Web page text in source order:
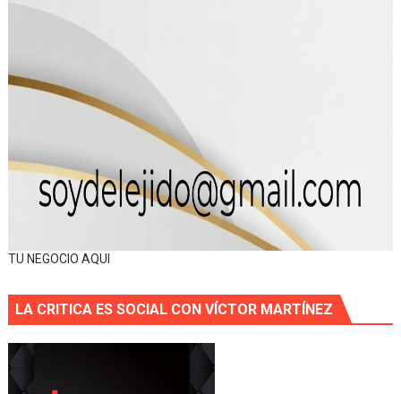
TU NEGOCIO AQUI
LA CRITICA ES SOCIAL CON VÍCTOR MARTÍNEZ